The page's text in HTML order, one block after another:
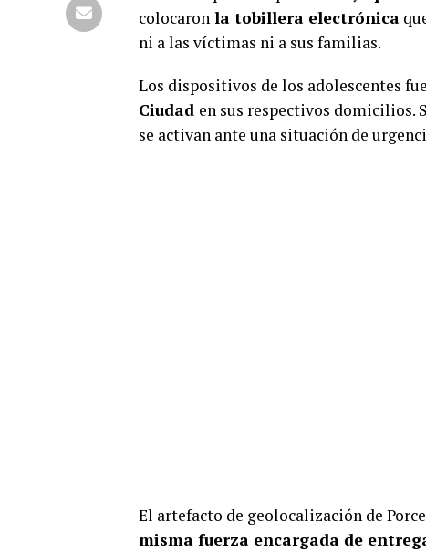
colocaron la tobillera electrónica
ni a las víctimas ni a sus familias.
Los dispositivos de los adolescentes
Ciudad en sus respectivos domicilios.
se activan ante una situación de
El artefacto de geolocalización de
misma fuerza encargada de